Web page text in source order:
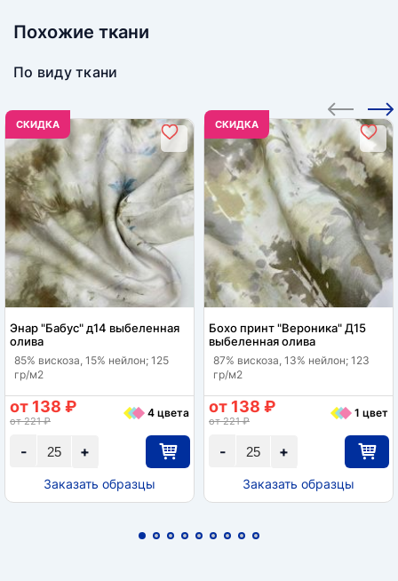
Похожие ткани
По виду ткани
CКИДКА
Энар "Бабус" д14 выбеленная
олива
85% вискоза, 15% нейлон; 125
гр/м2
+
-
от 138 ₽
от 221 ₽
4 цвета
Заказать образцы
CКИДКА
Бохо принт "Вероника" Д15
выбеленная олива
87% вискоза, 13% нейлон; 123
гр/м2
+
-
от 138 ₽
от 221 ₽
1 цвет
Заказать образцы